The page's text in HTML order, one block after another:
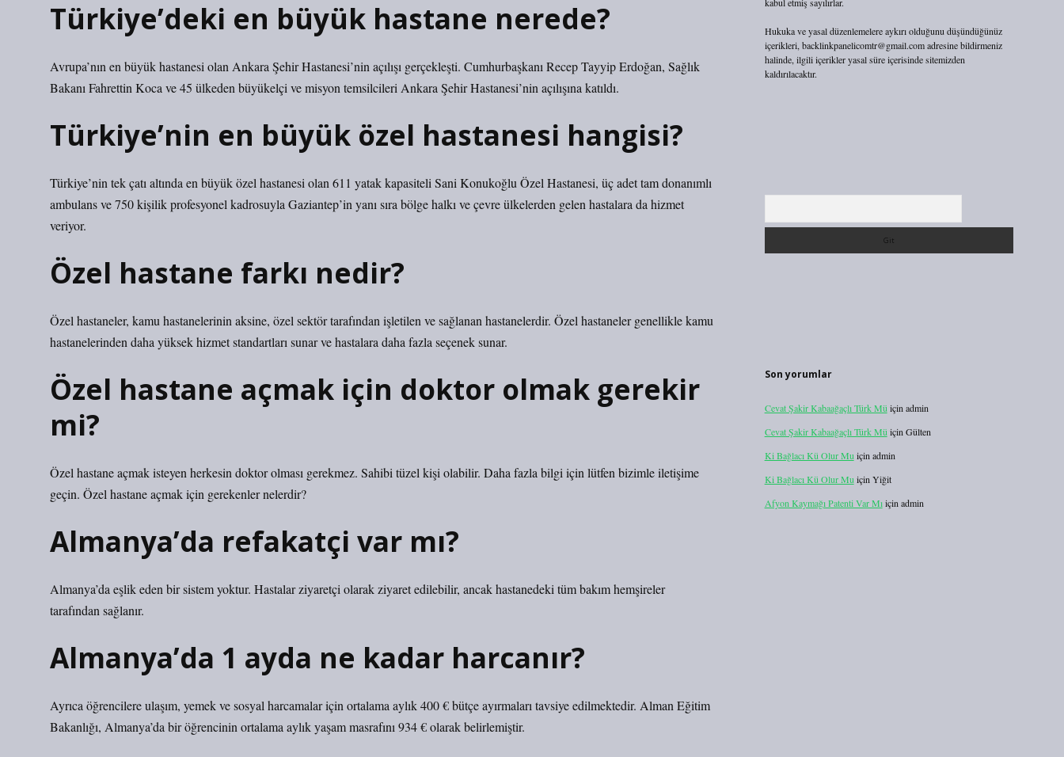
Türkiye’deki en büyük hastane nerede?
Avrupa’nın en büyük hastanesi olan Ankara Şehir Hastanesi’nin açılışı gerçekleşti. Cumhurbaşkanı Recep Tayyip Erdoğan, Sağlık
Bakanı Fahrettin Koca ve 45 ülkeden büyükelçi ve misyon temsilcileri Ankara Şehir Hastanesi’nin açılışına katıldı.
Türkiye’nin en büyük özel hastanesi hangisi?
Türkiye’nin tek çatı altında en büyük özel hastanesi olan 611 yatak kapasiteli Sani Konukoğlu Özel Hastanesi, üç adet tam donanımlı
ambulans ve 750 kişilik profesyonel kadrosuyla Gaziantep’in yanı sıra bölge halkı ve çevre ülkelerden gelen hastalara da hizmet
veriyor.
Özel hastane farkı nedir?
Özel hastaneler, kamu hastanelerinin aksine, özel sektör tarafından işletilen ve sağlanan hastanelerdir. Özel hastaneler genellikle kamu
hastanelerinden daha yüksek hizmet standartları sunar ve hastalara daha fazla seçenek sunar.
Özel hastane açmak için doktor olmak gerekir
mi?
Özel hastane açmak isteyen herkesin doktor olması gerekmez. Sahibi tüzel kişi olabilir. Daha fazla bilgi için lütfen bizimle iletişime
geçin. Özel hastane açmak için gerekenler nelerdir?
Almanya’da refakatçi var mı?
Almanya’da eşlik eden bir sistem yoktur. Hastalar ziyaretçi olarak ziyaret edilebilir, ancak hastanedeki tüm bakım hemşireler
tarafından sağlanır.
Almanya’da 1 ayda ne kadar harcanır?
Ayrıca öğrencilere ulaşım, yemek ve sosyal harcamalar için ortalama aylık 400 € bütçe ayırmaları tavsiye edilmektedir. Alman Eğitim
Bakanlığı, Almanya’da bir öğrencinin ortalama aylık yaşam masrafını 934 € olarak belirlemiştir.
Hukuka ve yasal düzenlemelere aykırı olduğunu düşündüğünüz
içerikleri, backlinkpanelicomtr@gmail.comadresine bildirmeniz
halinde, ilgili içerikler yasal süre içerisinde sitemizden
kaldırılacaktır.
Son yorumlar
Cevat Şakir Kabaağaçlı Türk Mü için admin
Cevat Şakir Kabaağaçlı Türk Mü için Gülten
Ki Bağlacı Kü Olur Mu için admin
Ki Bağlacı Kü Olur Mu için Yiğit
Afyon Kaymağı Patenti Var Mıiçin admin